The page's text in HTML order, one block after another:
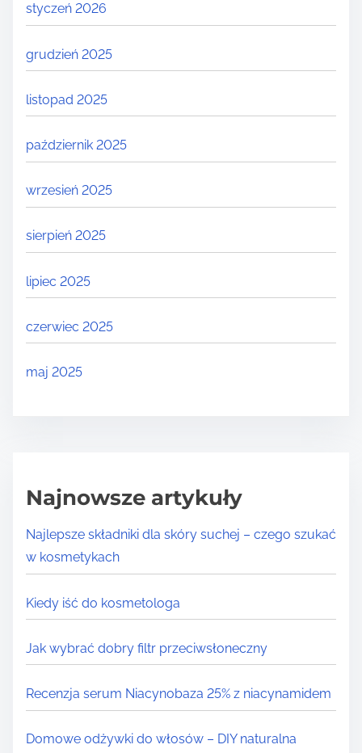
styczeń 2026
grudzień 2025
listopad 2025
październik 2025
wrzesień 2025
sierpień 2025
lipiec 2025
czerwiec 2025
maj 2025
Najnowsze artykuły
Najlepsze składniki dla skóry suchej – czego szukać
w kosmetykach
Kiedy iść do kosmetologa
Jak wybrać dobry filtr przeciwsłoneczny
Recenzja serum Niacynobaza 25% z niacynamidem
Domowe odżywki do włosów – DIY naturalna